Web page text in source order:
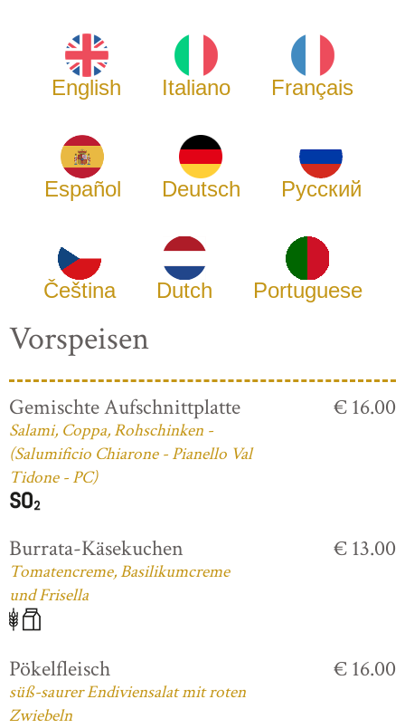
English Italiano Français
Español Deutsch Русский
Čeština Dutch Portuguese
Vorspeisen
Gemischte Aufschnittplatte
Salami, Coppa, Rohschinken -
(Salumificio Chiarone - Pianello Val
Tidone - PC)
€ 16.00
Burrata-Käsekuchen
Tomatencreme, Basilikumcreme
und Frisella
€ 13.00
Pökelfleisch
süß-saurer Endiviensalat mit roten
Zwiebeln
€ 16.00